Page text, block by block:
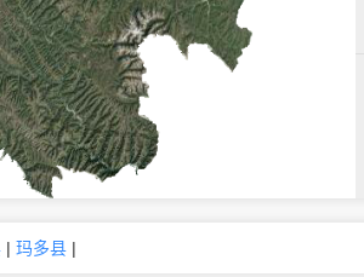
| 玛多县 |